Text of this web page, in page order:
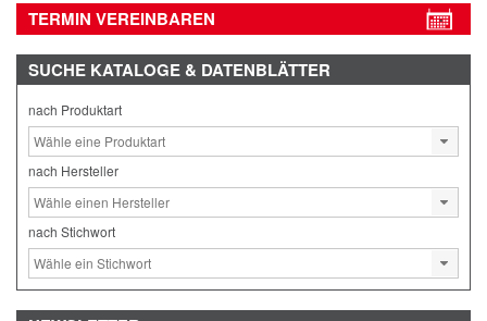
TERMIN VEREINBAREN
SUCHE KATALOGE & DATENBLÄTTER
nach Produktart
nach Hersteller
nach Stichwort